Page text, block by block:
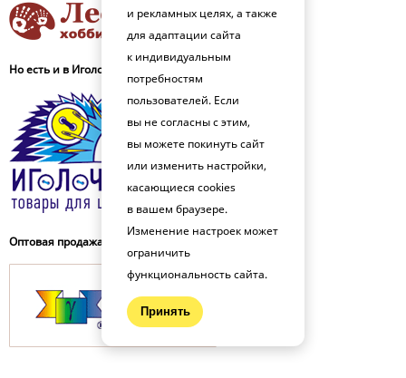
Но есть и в Иголочке (наличие уточняйте на сайте):
Оптовая продажа:
и рекламных целях, а также
для адаптации сайта
к индивидуальным
потребностям
пользователей. Если
вы не согласны с этим,
вы можете покинуть сайт
или изменить настройки,
касающиеся cookies
в вашем браузере.
Изменение настроек может
ограничить
функциональность сайта.
Принять